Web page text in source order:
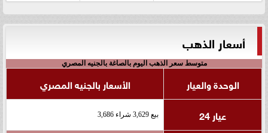
أسعار الذهب
متوسط سعر الذهب اليوم بالصاغة بالجنيه المصري
الوحدة والعيار
الأسعار بالجنيه المصري
عيار 24
بيع 3,629 شراء 3,686